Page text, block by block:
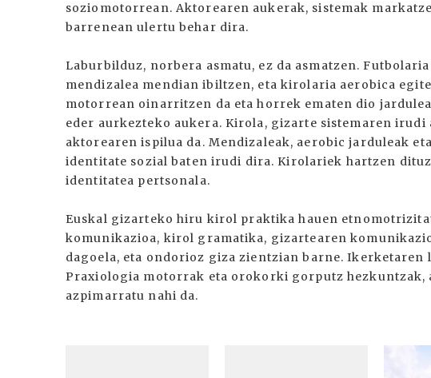
soziomotorrean. Aktorearen aukerak, sistemak
barrenean ulertu behar dira.
Laburbilduz, norbera asmatu, ez da asmatzen.
mendizalea mendian ibiltzen, eta kirolaria aerobica
motorrean oinarritzen da eta horrek ematen dio
eder aurkezteko aukera. Kirola, gizarte sistemaren
aktorearen ispilua da. Mendizaleak, aerobic jarduleak
identitate sozial baten irudi dira. Kirolariek hartzen
identitatea pertsonala.
Euskal gizarteko hiru kirol praktika hauen
komunikazioa, kirol gramatika, gizartearen
dagoela, eta ondorioz giza zientzian barne. Ikerketaren
Praxiologia motorrak eta orokorki gorputz hezkuntzak,
azpimarratu nahi da.